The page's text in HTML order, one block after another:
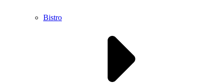
Bistro